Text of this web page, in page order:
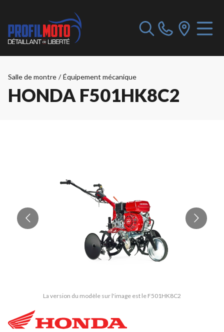
Salle de montre / Équipement mécanique
HONDA F501HK8C2
La version du modèle sur l'image est le F501HK8C2